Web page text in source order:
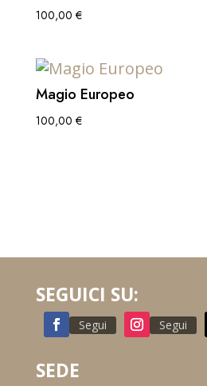
100,00 €
Magio Europeo
100,00 €
SEGUICI SU:
Segui Segui
SEDE